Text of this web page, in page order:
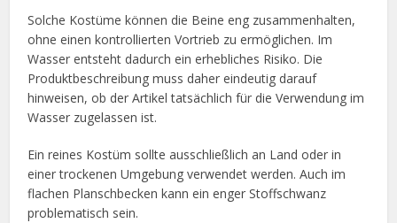
Solche Kostüme können die Beine eng zusammenhalten,
ohne einen kontrollierten Vortrieb zu ermöglichen. Im
Wasser entsteht dadurch ein erhebliches Risiko. Die
Produktbeschreibung muss daher eindeutig darauf
hinweisen, ob der Artikel tatsächlich für die Verwendung im
Wasser zugelassen ist.
Ein reines Kostüm sollte ausschließlich an Land oder in
einer trockenen Umgebung verwendet werden. Auch im
flachen Planschbecken kann ein enger Stoffschwanz
problematisch sein.